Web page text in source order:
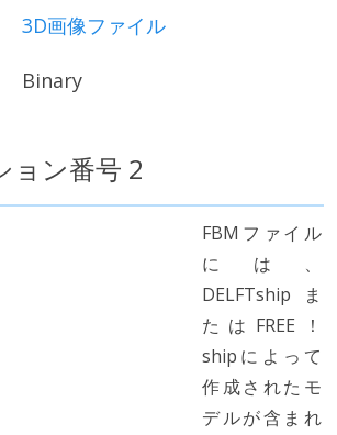
3D画像ファイル
Binary
ョン番号 2
FBMファイル
には、
DELFTshipま
たはFREE！
shipによって
作成されたモ
デルが含まれ